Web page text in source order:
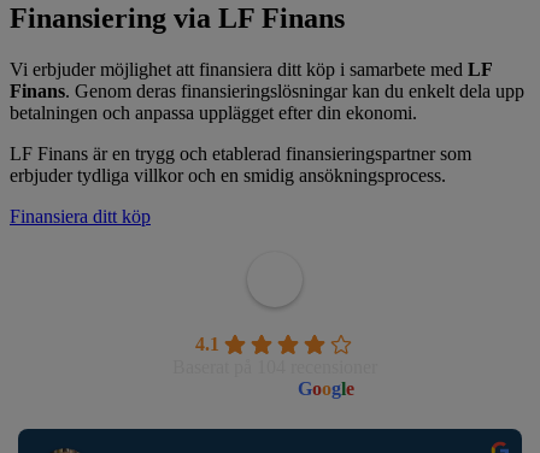
Finansiering via LF Finans
Vi erbjuder möjlighet att finansiera ditt köp i samarbete med LF
Finans. Genom deras finansieringslösningar kan du enkelt dela upp
betalningen och anpassa upplägget efter din ekonomi.
LF Finans är en trygg och etablerad finansieringspartner som
erbjuder tydliga villkor och en smidig ansökningsprocess.
Finansiera ditt köp
4.1
Google